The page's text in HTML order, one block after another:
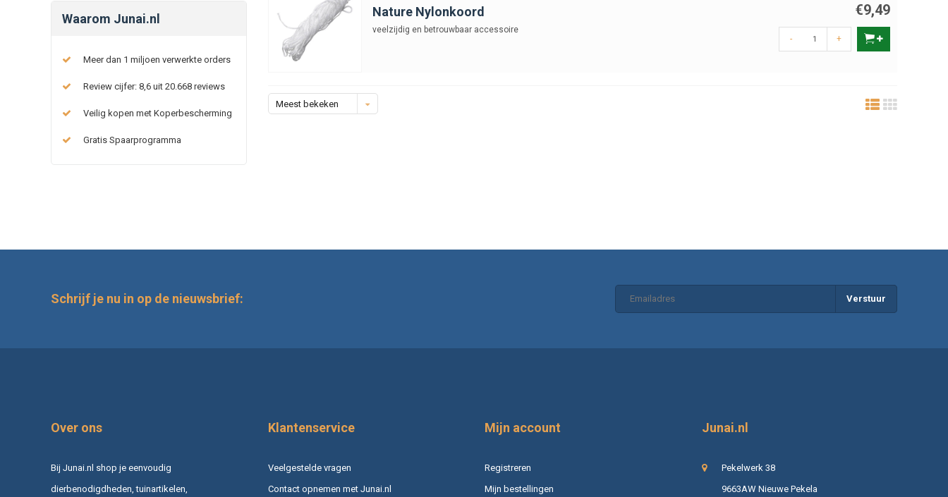
Waarom Junai.nl
Meer dan 1 miljoen verwerkte orders
Review cijfer: 8,6 uit 20.668 reviews
Veilig kopen met Koperbescherming
Gratis Spaarprogramma
Nature Nylonkoord
veelzijdig en betrouwbaar accessoire
€9,49
- +
Meest bekeken
Schrijf je nu in op de nieuwsbrief: Verstuur
Over ons
Bij Junai.nl shop je eenvoudig
dierbenodigdheden, tuinartikelen,
Klantenservice
Veelgestelde vragen
Contact opnemen met Junai.nl
Mijn account
Registreren
Mijn bestellingen
Junai.nl
Pekelwerk 38
9663AW Nieuwe Pekela